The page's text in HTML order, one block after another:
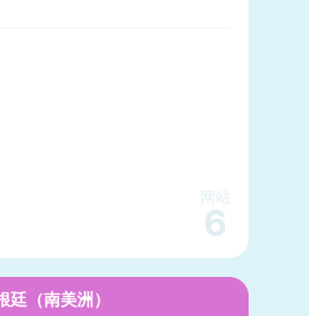
York Daily News)
网站
6
廷（南美洲）